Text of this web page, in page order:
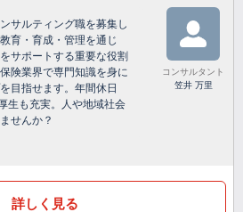
サルティング職を募集し
育・育成・管理を通じ
サポートする重要な役割
険業界で専門知識を身に
目指せます。年間休日
生も充実。人や地域社会
せんか？
コンサルタント
笠井 万里
詳しく見る